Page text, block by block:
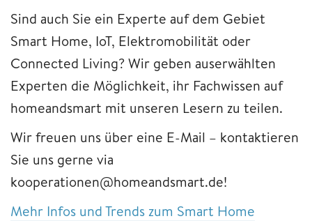
Sind auch Sie ein Experte auf dem Gebiet
Smart Home, IoT, Elektromobilität oder
Connected Living? Wir geben auserwählten
Experten die Möglichkeit, ihr Fachwissen auf
homeandsmart mit unseren Lesern zu teilen.
Wir freuen uns über eine E-Mail – kontaktieren
Sie uns gerne via
kooperationen@homeandsmart.de!
Mehr Infos und Trends zum Smart Home